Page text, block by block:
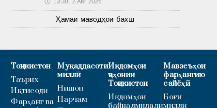
Ҳамаи маводҳои бахш
Тоҷикистон
Таърих
Иқтисодӣ
Фарҳанг ва
Муқаддасоти
миллӣ
Нишон
Парчам
Иқдомҳои
ҷаҳонии
Тоҷикистон
Иқдомҳои
байналмилалӣ
Мавзеъҳои
фарҳангию
сайёҳӣ
Боғи
миллӣ